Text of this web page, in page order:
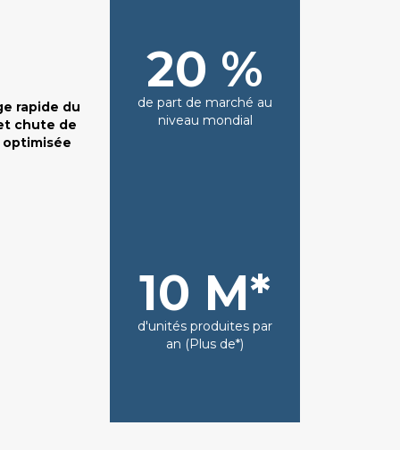
rapide du
chute de
20 %
de part de marché au
niveau mondial
10 M*
d'unités produites par
an (Plus de*)